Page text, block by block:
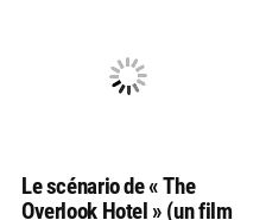
Le scénario de « The
Overlook Hotel » (un film